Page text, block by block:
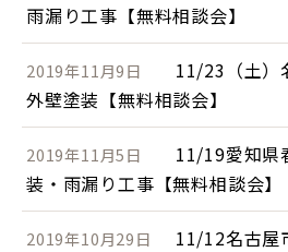
雨漏り工事【無料相談会】
2019年11月9日
11/23（土）
外壁塗装【無料相談会】
2019年11月5日
11/19愛知県
装・雨漏り工事【無料相談会】
2019年10月29日
11/12名古屋